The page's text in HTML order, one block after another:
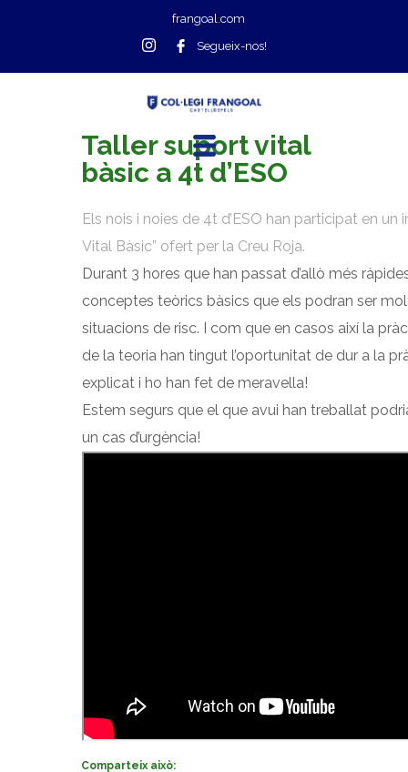
frangoal.com
Segueix-nos!
Taller suport vital
bàsic a 4t d’ESO
Els nois i noies de 4t d’ESO han participat en
Vital Bàsic” ofert per la Creu Roja.
Durant 3 hores que han passat d’allò més
conceptes teòrics bàsics que els podran ser
situacions de risc. I com que en casos així la
de la teoria han tingut l’oportunitat de dur a la
explicat i ho han fet de meravella!
Estem segurs que el que avui han treballat
un cas d’urgència!
Comparteix això: